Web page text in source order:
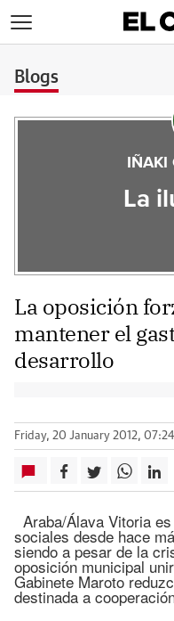
Blogs
La
La oposición
mantener el
desarrollo
Friday, 20 January 2012, 07:24
Araba/Álava Vitoria
sociales desde hace
siendo a pesar de la
oposición municipal
Gabinete Maroto
destinada a